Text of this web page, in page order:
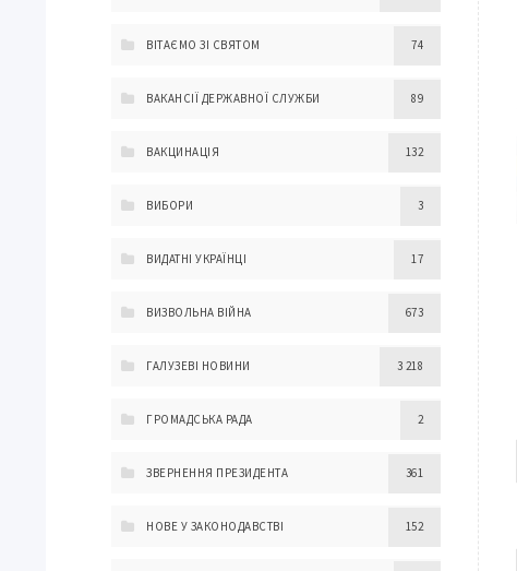
ВІТАЄМО ЗІ СВЯТОМ 74
ВАКАНСІЇ ДЕРЖАВНОЇ СЛУЖБИ 89
ВАКЦИНАЦІЯ 132
ВИБОРИ 3
ВИДАТНІ УКРАЇНЦІ 17
ВИЗВОЛЬНА ВІЙНА 673
ГАЛУЗЕВІ НОВИНИ 3 218
ГРОМАДСЬКА РАДА 2
ЗВЕРНЕННЯ ПРЕЗИДЕНТА 361
НОВЕ У ЗАКОНОДАВСТВІ 152